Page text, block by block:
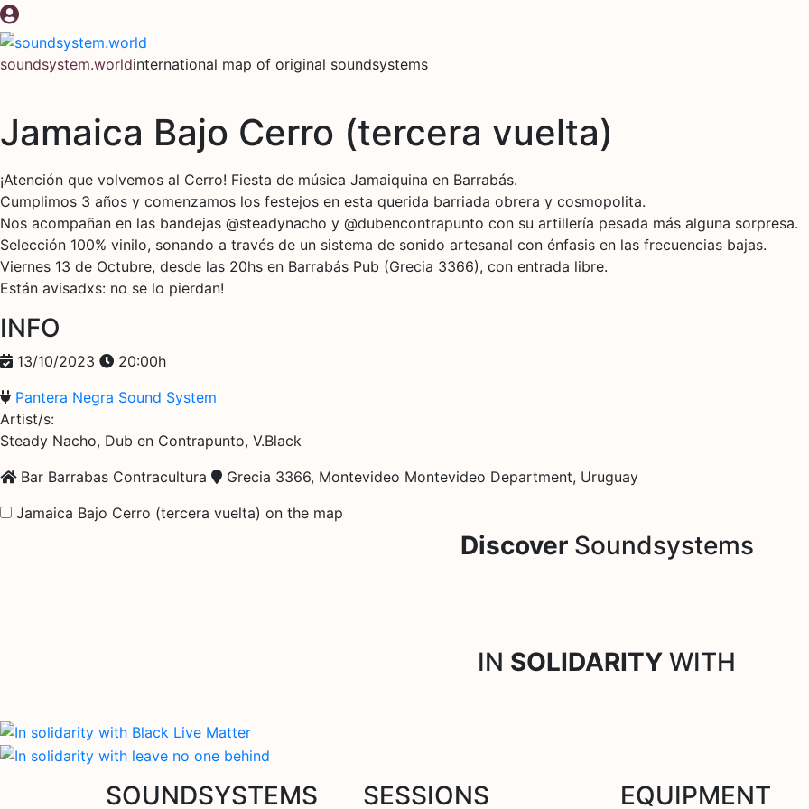
Skip
to
content
soundsystem.worldinternational map of original soundsystems
Jamaica Bajo Cerro (tercera vuelta)
¡Atención que volvemos al Cerro! Fiesta de música Jamaiquina en Barrabás.
Cumplimos 3 años y comenzamos los festejos en esta querida barriada obrera y cosmopolita.
Nos acompañan en las bandejas @steadynacho y @dubencontrapunto con su artillería pesada más alguna sorpresa.
Selección 100% vinilo, sonando a través de un sistema de sonido artesanal con énfasis en las frecuencias bajas.
Viernes 13 de Octubre, desde las 20hs en Barrabás Pub (Grecia 3366), con entrada libre.
Están avisadxs: no se lo pierdan!
INFO
13/10/2023
20:00h
Pantera Negra Sound System
Artist/s:
Steady Nacho, Dub en Contrapunto, V.Black
Bar Barrabas Contracultura
Grecia 3366, Montevideo Montevideo Department, Uruguay
Jamaica Bajo Cerro (tercera vuelta) on the map
DiscoverSoundsystems
IN SOLIDARITY WITH
SOUNDSYSTEMS SESSIONS EQUIPMENT